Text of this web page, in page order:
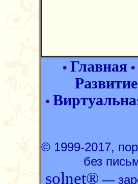
• Главная •
Развитие
•
© 1999-2017,
без
solnet® —